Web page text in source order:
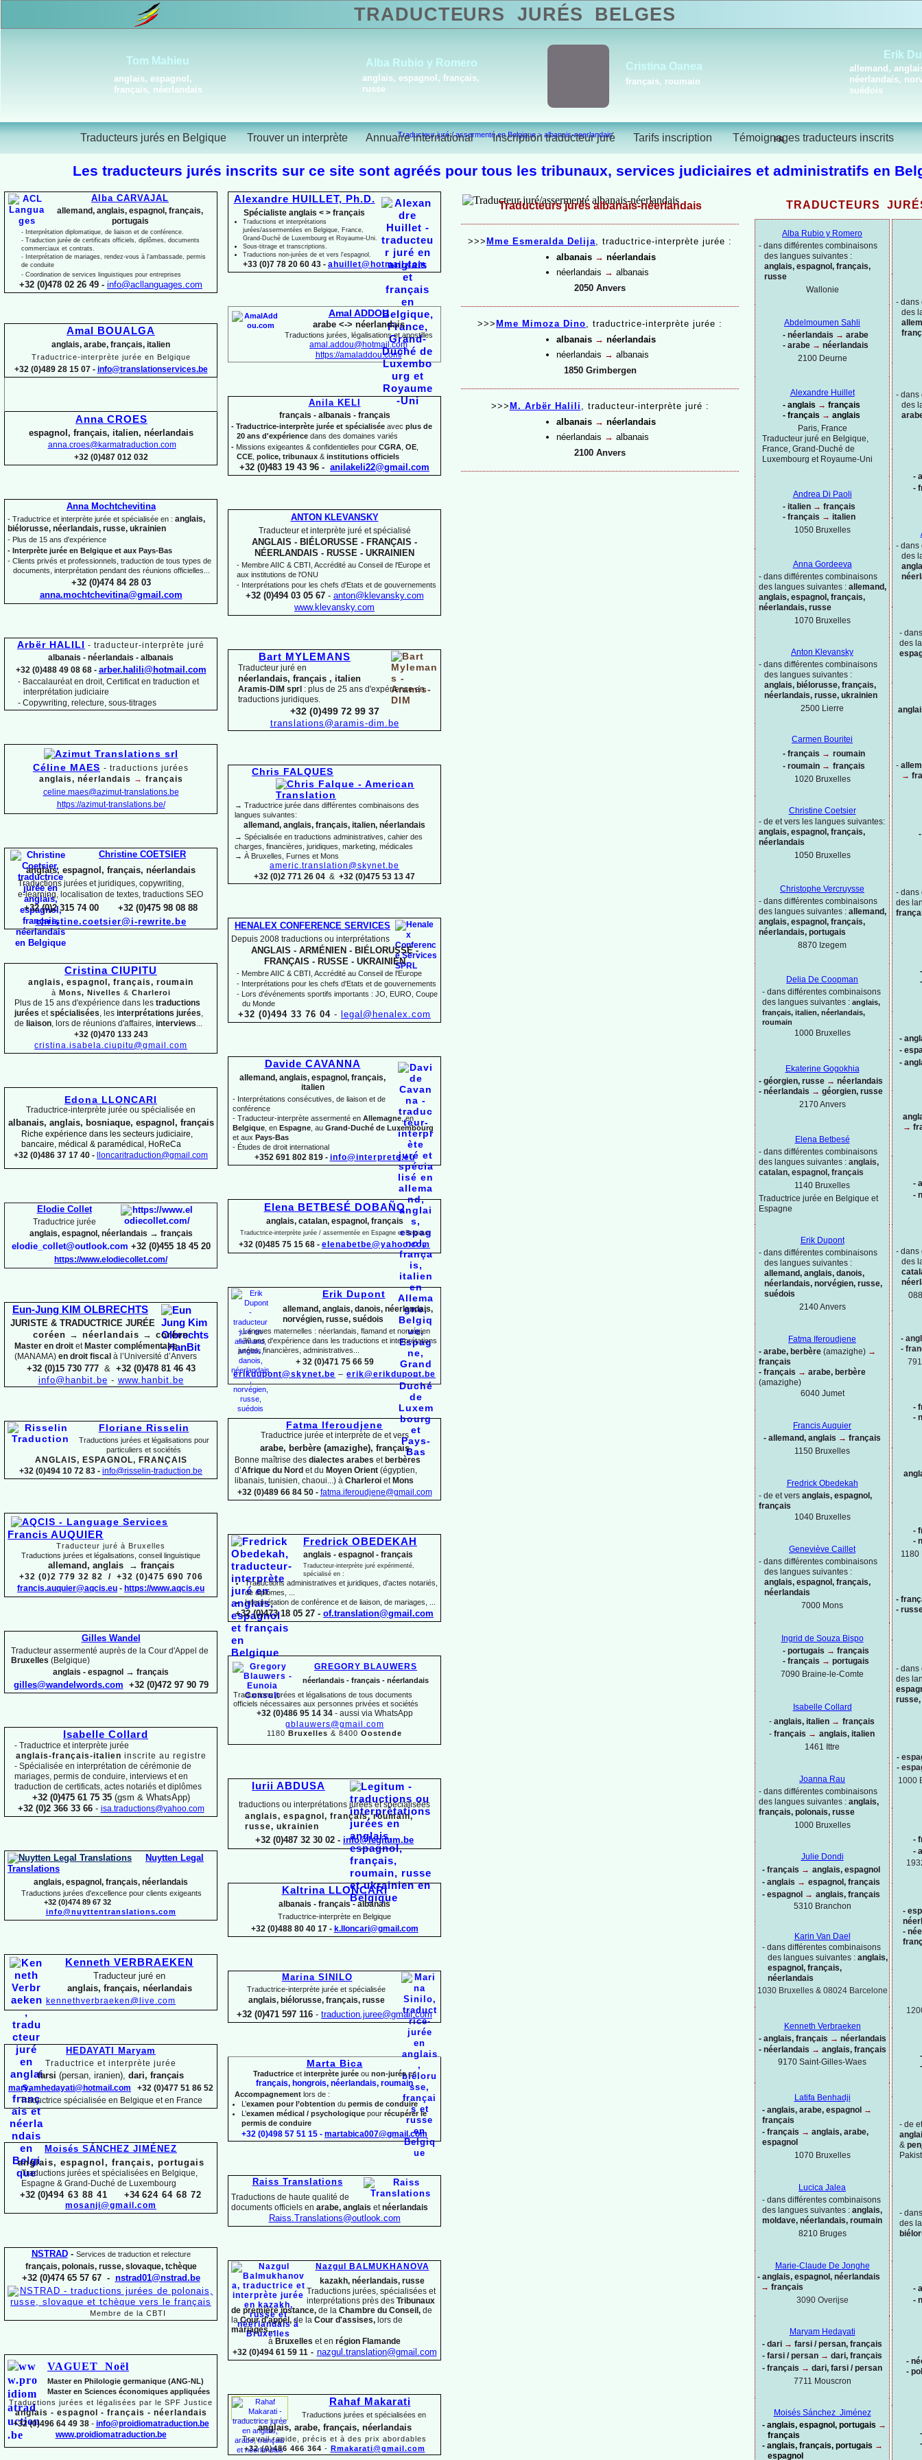
TRADUCTEURS JURÉS BELGES
Traducteur juré / assermenté en Belgique> albanais-neerlandais
TRADUCTEURS
- dans
des
- dans
des
-
-
- dans
des
-
des
-
→
-
- dans
des
-
-
-
-
-
→
-
-
- dans
des
-
-
-
-
-
-
1180
-
-
- dans
des
russe,
-
-
1000
-
-
-
-
-
-
- de
&
-
des
-
-
-
-
-
-
Alba Rubio y Romero
- dans différentes combinaisons
des langues suivantes :
anglais, espagnol, français,
russe
Wallonie
Abdelmoumen Sahli
- néerlandais → arabe
- arabe → néerlandais
2100 Deurne
Alexandre Huillet
- anglais → français
- français → anglais
Paris, France
Traducteur juré en Belgique,
France, Grand-Duché de
Luxembourg et Royaume-Uni
Andrea Di Paoli
- italien → français
- français → italien
1050 Bruxelles
Anna Gordeeva
- dans différentes combinaisons
des langues suivantes : allemand,
anglais, espagnol, français,
néerlandais, russe
1070 Bruxelles
Anton Klevansky
- dans différentes combinaisons
des langues suivantes :
anglais, biélorusse, français,
néerlandais, russe, ukrainien
2500 Lierre
Carmen Bouritei
- français → roumain
- roumain → français
1020 Bruxelles
Christine Coetsier
- de et vers les langues suivantes:
anglais, espagnol, français,
néerlandais
1050 Bruxelles
Christophe Vercruysse
- dans différentes combinaisons
des langues suivantes : allemand,
anglais, espagnol, français,
néerlandais, portugais
8870 Izegem
Delia De Coopman
- dans différentes combinaisons
des langues suivantes : anglais,
français, italien, néerlandais,
roumain
1000 Bruxelles
Ekaterine Gogokhia
- géorgien, russe → néerlandais
- néerlandais → géorgien, russe
2170 Anvers
Elena Betbesé
- dans différentes combinaisons
des langues suivantes : anglais,
catalan, espagnol, français
1140 Bruxelles
Traductrice jurée en Belgique et
Espagne
Erik Dupont
- dans différentes combinaisons
des langues suivantes :
allemand, anglais, danois,
néerlandais, norvégien, russe,
suédois
2140 Anvers
Fatma Iferoudjene
- arabe, berbère (amazighe) →
français
- français → arabe, berbère
(amazighe)
6040 Jumet
Francis Auquier
- allemand, anglais → français
1150 Bruxelles
Fredrick Obedekah
- de et vers anglais, espagnol,
français
1040 Bruxelles
Geneviève Caillet
- dans différentes combinaisons
des langues suivantes :
anglais, espagnol, français,
néerlandais
7000 Mons
Ingrid de Souza Bispo
- portugais → français
- français → portugais
7090 Braine-le-Comte
Isabelle Collard
- anglais, italien → français
- français → anglais, italien
1461 Ittre
Joanna Rau
- dans différentes combinaisons
des langues suivantes : anglais,
français, polonais, russe
1000 Bruxelles
Julie Dondi
- français → anglais, espagnol
- anglais → espagnol, français
- espagnol → anglais, français
5310 Branchon
Karin Van Dael
- dans différentes combinaisons
des langues suivantes : anglais,
espagnol, français,
néerlandais
1030 Bruxelles & 08024 Barcelone
Kenneth Verbraeken
- anglais, français → néerlandais
- néerlandais → anglais, français
9170 Saint-Gilles-Waes
Latifa Benhadji
- anglais, arabe, espagnol →
français
- français → anglais, arabe,
espagnol
1070 Bruxelles
Lucica Jalea
- dans différentes combinaisons
des langues suivantes : anglais,
moldave, néerlandais, roumain
8210 Bruges
Marie-Claude De Jonghe
- anglais, espagnol, néerlandais
→ français
3090 Overijse
Maryam Hedayati
- dari → farsi / persan, français
- farsi / persan → dari, français
- français → dari, farsi / persan
7711 Mouscron
Moisés Sánchez Jiménez
- anglais, espagnol, portugais →
français
- anglais, français, portugais →
espagnol
Traducteurs jurés en Belgique Trouver un interprète Annuaire international Inscription traducteur juré Tarifs inscription Témoignages traducteurs inscrits
Tom Mahieu
anglais, espagnol,
français, néerlandais
Erik
allemand,
néerlandais,
suédois
Cristina Oanea
français, roumain
Alba Rubio y Romero
anglais, espagnol, français,
russe
Les traducteurs jurés inscrits sur ce site sont agréés pour tous les tribunaux, services judiciaires et administratifs en
Alexandre HUILLET, Ph.D.
Spécialiste anglais < > français
Traductions et interprétations
jurées/assermentées en Belgique, France,
Grand-Duché de Luxembourg et Royaume-Uni.
Sous-titrage et transcriptions.
Traductions non-jurées de et vers l'espagnol.
+33 (0)7 78 20 60 43 - ahuillet@hotmail.com
Amal ADDOU
arabe <-> néerlandais
Traductions jurées, légalisations et apostilles
amal.addou@hotmail.com
https://amaladdou.com/
Anila KELI
français -albanais -français
- Traductrice-interprète jurée et spécialisée avec plus de
20 ans d'expérience dans des domaines variés
- Missions exigeantes & confidentielles pour CGRA OE
CCE police, tribunaux & institutions officiels
+32 (0)483 19 43 96 - anilakeli22@gmail.com
ANTON KLEVANSKY
Traducteur et interprète juré et spécialisé
ANGLAIS - BIÉLORUSSE - FRANÇAIS -
NÉERLANDAIS - RUSSE - UKRAINIEN
- Membre AIIC & CBTI, Accrédité au Conseil de l'Europe et
aux institutions de l'ONU
- Interprétations pour les chefs d'Etats et de gouvernements
+32 (0)494 03 05 67- anton@klevansky.com
www.klevansky.com
Bart MYLEMANS
Traducteur juré en
néerlandais, français , italien
Aramis-DIM sprl : plus de 25 ans d'expérience en
traductions juridiques.
+32 (0)499 72 99 37
translations@aramis-dim.be
Chris FALQUES
→ Traductrice jurée dans différentes combinaisons des
langues suivantes:
allemand, anglais, français, italien, néerlandais
→ Spécialisée en traductions administratives, cahier des
charges, financières, juridiques, marketing, médicales
→ À Bruxelles, Furnes et Mons
americ.translation@skynet.be
+32 (0)2 771 26 04 & +32 (0)475 53 13 47
HENALEX CONFERENCE SERVICES
Depuis 2008 traductions ou interprétations
ANGLAIS -ARMÉNIEN -BIÉLORUSSE -
FRANÇAIS -RUSSE -UKRAINIEN
- Membre AIIC & CBTI, Accrédité au Conseil de l'Europe
- Interprétations pour les chefs d'Etats et de gouvernements
- Lors d'événements sportifs importants : JO, EURO, Coupe
du Monde
+32 (0)494 33 76 04 - legal@henalex.com
Davide CAVANNA
allemand, anglais, espagnol, français,
italien
- Interprétations consécutives, de liaison et de
conférence
- Traducteur-interprète assermenté en Allemagne , en
Belgique , en Espagne , au Grand-Duché de Luxembourg
et aux Pays-Bas
- Études de droit international
+352 691 802 819 - info@interprete.eu
Elena BETBESÉ DOBAÑO
anglais, catalan, espagnol, français
Traductrice-interprète jurée / assermentée en Espagne et Belgique
+32 (0)485 75 15 68 - elenabetbe@yahoo.com
Erik Dupont
allemand, anglais, danois, néerlandais,
norvégien, russe, suédois
-Langues maternelles : néerlandais, flamand et norvégien
-30 ans d'expérience dans les traductions et interprétations
jurées, financières, administratives...
+ 32 (0)471 75 66 59
erikdupont@skynet.be – erik@erikdupont.be
Fatma Iferoudjene
Traductrice jurée et interprète de et vers
arabe, berbère (amazighe), français
Bonne maîtrise des dialectes arabes et berbères
d’Afrique du Nord et du Moyen Orient (égyptien,
libanais, tunisien, chaoui...) à Charleroi et Mons
+32 (0)489 66 84 50 - fatma.iferoudjene@gmail.com
Fredrick OBEDEKAH
anglais - espagnol - français
Traducteur-interprète juré expérimenté,
spécialisé en :
Traductions administratives et juridiques, d'actes notariés,
de diplômes, ...
Interprétation de conférence et de liaison, de mariages, ...
+32 (0)473 18 05 27 - of.translation@gmail.com
GREGORY BLAUWERS
néerlandais - français - néerlandais
Traductions jurées et légalisations de tous documents
officiels nécessaires aux personnes privées et sociétés
+32 (0)486 95 14 34-aussi via WhatsApp
gblauwers@gmail.com
1180 Bruxelles & 8400 Oostende
Iurii ABDUSA
traductions ou interprétations jurées et spécialisées
anglais, espagnol, français, roumain,
russe, ukrainien
+32 (0)487 32 30 02 - info@legitum.be
Kaltrina LLONCARI
albanais - français -albanais
Traductrice-interprète en Belgique
+32 (0)488 80 40 17 - k.lloncari@gmail.com
Marina SINILO
Traductrice-interprète jurée et spécialisée
anglais, biélorusse, français, russe
+32 (0)471 597 116 - traduction.juree@gmail.com
Marta Bica
Traductrice etinterprète juréeou non-juréeen
français, hongrois, néerlandais, roumain
Accompagnement lors de :
L’examen pour l’obtention du permis de conduire
L’examen médical / psychologique pour récupérer le
permis de conduire
+32 (0)498 57 51 15 - martabica007@gmail.com
Raiss Translations
Traductions de haute qualité de
documents officiels en arabe, anglais etnéerlandais
Raiss. Translations@outlook.com
Nazgul BALMUKHANOVA
kazakh, néerlandais, russe
Traductions jurées, spécialisées et
interprétations près des Tribunaux
de première instance, de la Chambre du Conseil, de
laCour d'appel, de la Cour d'assises, lors de
mariages...
à Bruxelles et en région Flamande
+32 (0)494 61 59 11- nazgul.translation@gmail.com
Rahaf Makarati
Traductions jurées et spécialisées en
anglais, arabe, français, néerlandais
Travail rapide, précis et à des prix abordables
+32 (0)486 466 364 - Rmakarati@gmail.com
Alba CARVAJAL
allemand, anglais, espagnol, français,
portugais
- Interprétation diplomatique, de liaison et de conférence.
- Traduction jurée de certificats officiels, diplômes, documents
commerciaux et contrats.
- Interprétation de mariages, rendez-vous à l'ambassade, permis
de conduite
- Coordination de services linguistiques pour entreprises
+32 (0)478 02 26 49 - info@acllanguages.com
Amal BOUALGA
anglais, arabe, français, italien
Traductrice-interprète jurée en Belgique
+32 (0)489 28 15 07 - info@translationservices.be
Anna CROES
espagnol, français, italien, néerlandais
anna.croes@karmatraduction.com
+32 (0)487 012 032
Anna Mochtchevitina
- Traductrice et interprète jurée et spécialisée en : anglais,
biélorusse, néerlandais, russe, ukrainien
- Plus de 15 ans d'expérience
- Interprète jurée en Belgique et aux Pays-Bas
- Clients privés et professionnels, traduction de tous types de
documents, interprétation pendant des réunions officielles...
+32 (0)474 84 28 03
anna.mochtchevitina@gmail.com
Arbër HALILI - traducteur-interprète juré
albanais - néerlandais - albanais
+32 (0)488 49 08 68 - arber.halili@hotmail.com
- Baccalauréat en droit, Certificat en traduction et
interprétation judiciaire
- Copywriting, relecture, sous-titrages
Céline MAES - traductions jurées
anglais, néerlandais → français
celine.maes@azimut-translations.be
https://azimut-translations.be/
Christine COETSIER
anglais, espagnol, français, néerlandais
Traductions jurées et juridiques, copywriting,
e- learning, localisation de textes, traductions SEO
+32 (0)2 315 74 00 +32 (0)475 98 08 88
christine.coetsier@i-rewrite.be
Cristina CIUPITU
anglais, espagnol, français, roumain
à Mons, Nivelles & Charleroi
Plus de 15 ans d'expérience dans les traductions
jurées etspécialisées, les interprétations jurées,
de liaison, lors de réunions d'affaires, interviews...
+32 (0)470 133 243
cristina.isabela.ciupitu@gmail.com
Edona LLONCARI
Traductrice-interprète jurée ou spécialisée en
albanais, anglais, bosniaque, espagnol, français
Riche expérience dans les secteurs judiciaire,
bancaire, médical & paramédical, HoReCa
+32 (0)486 37 17 40 -
lloncaritraduction@gmail.com
Elodie Collet
Traductrice jurée
anglais, espagnol, néerlandais → français
elodie_collet@outlook.com +32 (0)455 18 45 20
https://www.elodiecollet.com/
Eun-Jung KIM OLBRECHTS
JURISTE & TRADUCTRICE JURÉE
coréen → néerlandais → coréen
Master en droit etMaster complémentaire
(MANAMA) en droit fiscal à l’Université d’Anvers
+32 (0)15 730 777& +32 (0)478 81 46 43
info@hanbit.be - www.hanbit.be
Floriane Risselin
Traductions jurées et légalisations pour
particuliers et sociétés
ANGLAIS, ESPAGNOL, FRANÇAIS
+32 (0)494 10 72 83 - info@risselin-traduction.be
Francis AUQUIER
Traducteur juré à Bruxelles
Traductions jurées et légalisations, conseil linguistique
allemand, anglais → français
+32 (0)2 779 32 82 / +32 (0)475 690 706
francis.auquier@aqcis.eu - https://www.aqcis.eu
Gilles Wandel
Traducteur assermenté auprès de la Cour d'Appel de
Bruxelles (Belgique)
anglais - espagnol → français
gilles@wandelwords.com +32 (0)472 97 90 79
Isabelle Collard
- Traductrice et interprète jurée
anglais-français-italien inscrite au registre
- Spécialisée en interprétation de cérémonie de
mariages, permis de conduire, interviews et en
traduction de certificats, actes notariés et diplômes
+32 (0)475 61 75 35(gsm & WhatsApp)
+32 (0)2 366 33 66 - isa.traductions@yahoo.com
Nuytten Legal
Translations
anglais, espagnol, français, néerlandais
Traductions jurées d'excellence pour clients exigeants
+32 (0)474 89 67 32
info@nuyttentranslations.com
Kenneth VERBRAEKEN
Traducteur juré en
anglais, français, néerlandais
kennethverbraeken@live.com
HEDAYATI Maryam
Traductrice et interprète jurée
farsi (persan, iranien), dari, français
maryamhedayati@hotmail.com +32 (0)477 51 86 52
Traductrice spécialisée en Belgique et en France
Moisés SÁNCHEZ JIMÉNEZ
anglais, espagnol, français, portugais
Traductions jurées et spécialisées en Belgique,
Espagne & Grand-Duché de Luxembourg
+32 (0)494 63 88 41 +34 624 64 68 72
mosanji@gmail.com
NSTRAD- Services de traduction et relecture
français, polonais, russe, slovaque, tchèque
+32 (0)474 65 57 67 - nstrad01@nstrad.be
Membre de la CBTI
VAGUET Noël
Master en Philologie germanique (ANG-NL)
Master en Sciences économiques appliquées
Traductions jurées et légalisées par le SPF Justice
anglais - espagnol - français - néerlandais
+32 (0)496 64 49 38 - info@proidiomatraduction.be
www.proidiomatraduction.be
Traducteurs jurés albanais-néerlandais
>>> Mme Esmeralda Delija, traductrice-interprète jurée :
albanais → néerlandais
néerlandais → albanais
2050 Anvers
>>> Mme Mimoza Dino, traductrice-interprète jurée :
albanais → néerlandais
néerlandais → albanais
1850 Grimbergen
>>> M. Arbër Halili , traducteur-interprète juré :
albanais → néerlandais
néerlandais → albanais
2100 Anvers
FR